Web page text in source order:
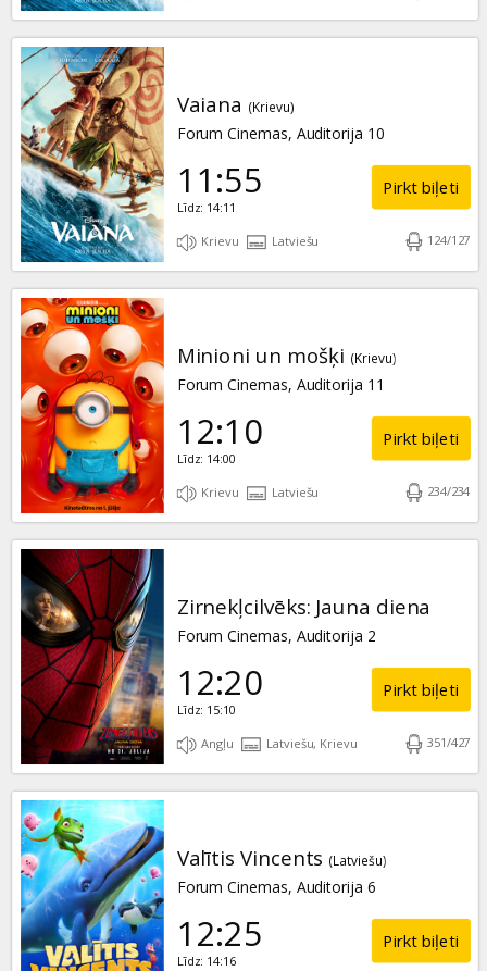
Vaiana (Krievu)
Forum Cinemas, Auditorija 10
11:55
Līdz: 14:11
Pirkt biļeti
Krievu Latviešu 124/127
Minioni un mošķi (Krievu)
Forum Cinemas, Auditorija 11
12:10
Līdz: 14:00
Pirkt biļeti
Krievu Latviešu 234/234
Zirnekļcilvēks: Jauna diena
Forum Cinemas, Auditorija 2
12:20
Līdz: 15:10
Pirkt biļeti
Angļu Latviešu, Krievu 351/427
Valītis Vincents (Latviešu)
Forum Cinemas, Auditorija 6
12:25
Līdz: 14:16
Pirkt biļeti